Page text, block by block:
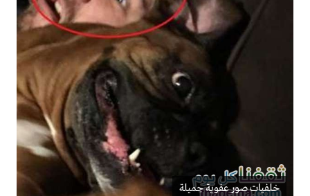
خلفيات صور عفوية جميلة